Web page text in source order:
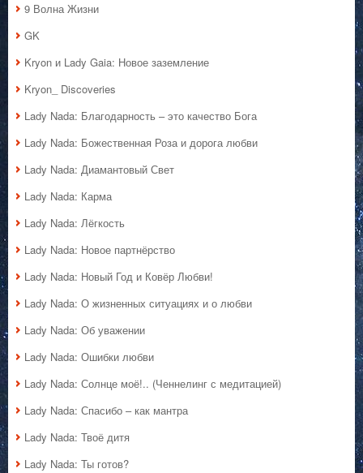
9 Волна Жизни
GK
Kryon и Lady Gaia: Новое заземление
Kryon_ Discoveries
Lady Nada: Благодарность – это качество Бога
Lady Nada: Божественная Роза и дорога любви
Lady Nada: Диамантовый Свет
Lady Nada: Карма
Lady Nada: Лёгкость
Lady Nada: Новое партнёрство
Lady Nada: Новый Год и Ковёр Любви!
Lady Nada: О жизненных ситуациях и о любви
Lady Nada: Об уважении
Lady Nada: Ошибки любви
Lady Nada: Солнце моё!.. (Ченнелинг с медитацией)
Lady Nada: Спасибо – как мантра
Lady Nada: Твоё дитя
Lady Nada: Ты готов?